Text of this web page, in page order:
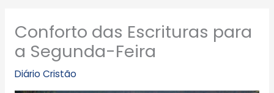
Conforto das Escrituras para
a Segunda-Feira
Diário Cristão